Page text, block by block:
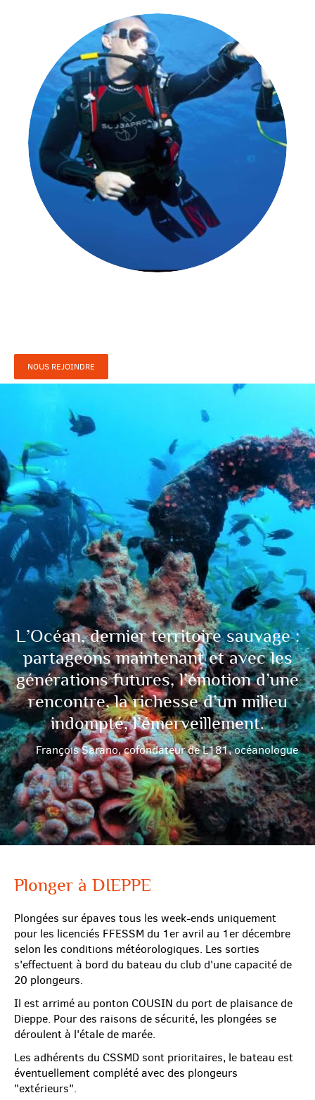
NOUS REJOINDRE
L’Océan, dernier territoire sauvage :
partageons maintenant et avec les
générations futures, l’émotion d’une
rencontre, la richesse d’un milieu
indompté, l’émerveillement.
François Sarano, cofondateur de L181, océanologue
Plonger à DIEPPE
Plongées sur épaves tous les week-ends uniquement
pour les licenciés FFESSM du 1er avril au 1er décembre
selon les conditions météorologiques. Les sorties
s'effectuent à bord du bateau du club d'une capacité de
20 plongeurs.
Il est arrimé au ponton COUSIN du port de plaisance de
Dieppe. Pour des raisons de sécurité, les plongées se
déroulent à l'étale de marée.
Les adhérents du CSSMD sont prioritaires, le bateau est
éventuellement complété avec des plongeurs
"extérieurs".